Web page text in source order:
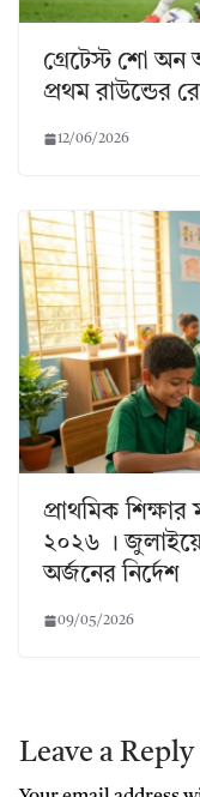
গ্রেটেস্ট শো
প্রথম রাউন্ডের
12/06/2026
প্রাথমিক শিক্ষার
২০২৬ ।
অর্জনের নির্দেশ
09/05/2026
Leave a Reply